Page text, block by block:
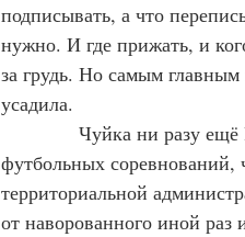
подписывать, а что
нужно. И где прижать, и
за грудь. Но самым
усадила.
Чуйка ни разу ещё
футбольных соревнований,
территориальной
от наворованного иной раз